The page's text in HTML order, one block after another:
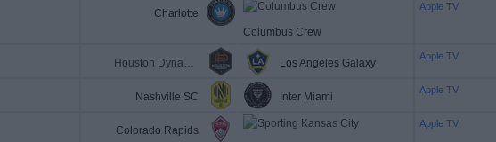
Charlotte
Columbus Crew
Apple TV
Houston Dynamo Los Angeles Galaxy
Apple TV
Nashville SC Inter Miami
Apple TV
Colorado Rapids
Apple TV